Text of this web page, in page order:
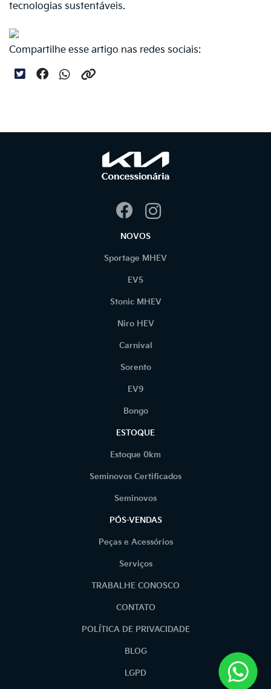
tecnologias sustentáveis.
Compartilhe esse artigo nas redes sociais:
NOVOS
Sportage MHEV
EV5
Stonic MHEV
Niro HEV
Carnival
Sorento
EV9
Bongo
ESTOQUE
Estoque 0km
Seminovos Certificados
Seminovos
PÓS-VENDAS
Peças e Acessórios
Serviços
TRABALHE CONOSCO
CONTATO
POLÍTICA DE PRIVACIDADE
BLOG
LGPD